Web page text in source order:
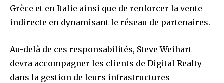
Grèce et en Italie ainsi que de renforcer la vente
indirecte en dynamisant le réseau de partenaires.
Au-delà de ces responsabilités, Steve Weihart
devra accompagner les clients de Digital Realty
dans la gestion de leurs infrastructures